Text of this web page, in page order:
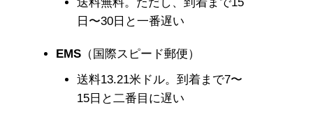
日〜30日と一番遅い
EMS （国際スピード郵便）
送料13.21米ドル。到着まで7〜
15日と二番目に遅い